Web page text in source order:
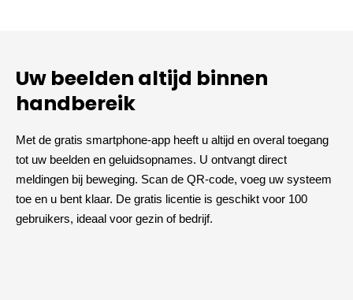
Uw beelden altijd binnen
handbereik
Met de gratis smartphone-app heeft u altijd en overal toegang
tot uw beelden en geluidsopnames. U ontvangt direct
meldingen bij beweging. Scan de QR-code, voeg uw systeem
toe en u bent klaar. De gratis licentie is geschikt voor 100
gebruikers, ideaal voor gezin of bedrijf.